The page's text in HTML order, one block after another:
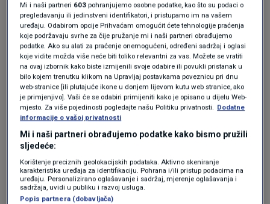
sačuvali svoju energiju.
"Pijem puno tekućine"
"Većina nas je dehidrirana više nego što bi
trebali biti, a naravno, kada ste bolesni,
trebate da vaše tijelo bude u najboljoj formi",
kaže Yackoski. Osim što pomaže vašem tijelu
da što bolje funkcionira, odgovarajuće količine
tekućine također mogu pomoći u razrjeđivanju
Mi i naši partneri 603 pohranjujemo osobne podatke, kao što su podaci o
pregledavanju ili jedinstveni identifikatori, i pristupamo im na vašem
uređaju. Odabirom opcije Prihvaćam omogućit ćete tehnologije praćenja
koje podržavaju svrhe za čije pružanje mi i naši partneri obrađujemo
podatke. Ako su alati za praćenje onemogućeni, određeni sadržaj i oglasi
koje vidite možda više neće biti toliko relevantni za vas. Možete se vratiti
na ovaj izbornik kako biste izmijenili svoje odabire ili povukli pristanak u
bilo kojem trenutku klikom na Upravljaj postavkama poveznicu pri dnu
web-stranice [ili plutajuće ikone u donjem lijevom kutu web stranice, ako
je primjenjivo]. Vaši će se odabiri primijeniti kako je opisano u dijelu Web-
mjesto. Za više pojedinosti pogledajte našu Politiku privatnosti. Dodatne
informacije o vašoj privatnosti
Mi i naši partneri obrađujemo podatke kako bismo pružili
sljedeće:
Korištenje preciznih geolokacijskih podataka. Aktivno skeniranje
karakteristika uređaja za identifikaciju. Pohrana i/ili pristup podacima na
uređaju. Personalizirano oglašavanje i sadržaj, mjerenje oglašavanja i
sadržaja, uvidi u publiku i razvoj usluga.
Popis partnera (dobavljača)